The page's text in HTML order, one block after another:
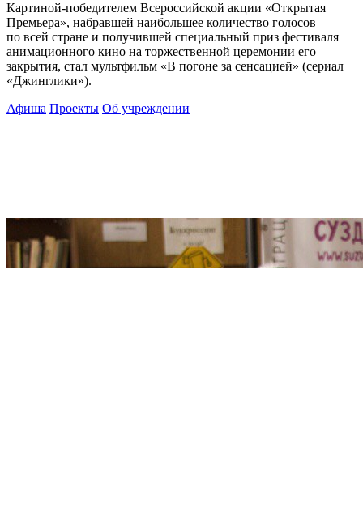
Картиной-победителем Всероссийской акции «Открытая
Премьера», набравшей наибольшее количество голосов
по всей стране и получившей специальный приз фестиваля
анимационного кино на торжественной церемонии его
закрытия, стал мультфильм «В погоне за сенсацией» (сериал
«Джинглики»).
Афиша Проекты Об учреждении